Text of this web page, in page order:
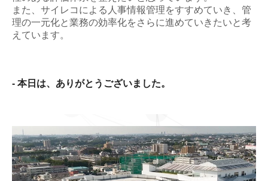
また、サイレコによる人事情報管理をすすめていき、管
理の一元化と業務の効率化をさらに進めていきたいと考
えています。
- 本日は、ありがとうございました。